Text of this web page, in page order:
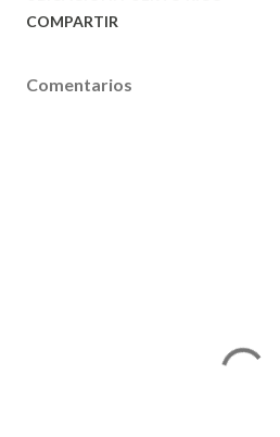
COMPARTIR
Comentarios